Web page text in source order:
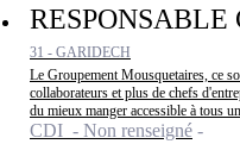
RESPONSABLE
31 - GARIDECH
Le Groupement Mousquetaires, ce
collaborateurs et plus de chefs
du mieux manger accessible à tous
CDI - Non renseigné